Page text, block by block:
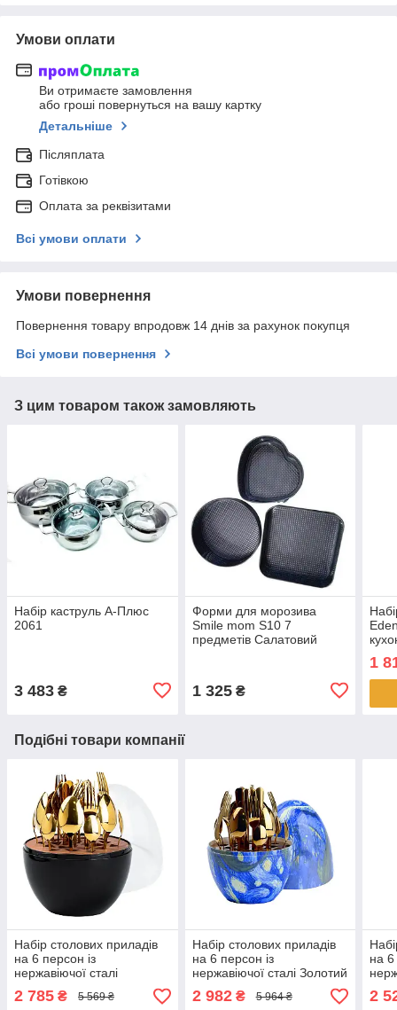
Умови оплати
Ви отримаєте замовлення
або гроші повернуться на вашу картку
Детальніше
Післяплата
Готівкою
Оплата за реквізитами
Всі умови оплати
Умови повернення
Повернення товару впродовж 14 днів за рахунок покупця
Всі умови повернення
З цим товаром також замовляють
Набір каструль А-Плюс
2061
3 483 ₴
Форми для морозива
Smile mom S10 7
предметів Салатовий
1 325₴
1
Подібні товари компанії
Набір столових приладів
на 6 персон із
нержавіючої сталі
золотистий 24 штуки в
яйці TS Kitchen Чорний
2 785 ₴ 5 569 ₴
Набір столових приладів
на 6 персон із
нержавіючої сталі Золотий
24 штуки в яйці TS Kitchen
Ван Гог
2 982₴ 5 964 ₴
на 6
24
2